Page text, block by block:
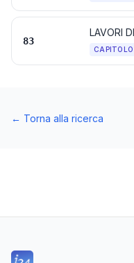
83
LAVORI
CAPITOLO
← Torna alla ricerca